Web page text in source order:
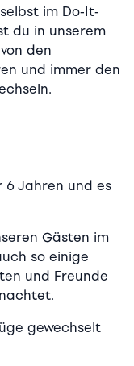
im Do-It-
du in unserem
den
und immer den
6 Jahren und es
Gästen im
so einige
und Freunde
gewechselt